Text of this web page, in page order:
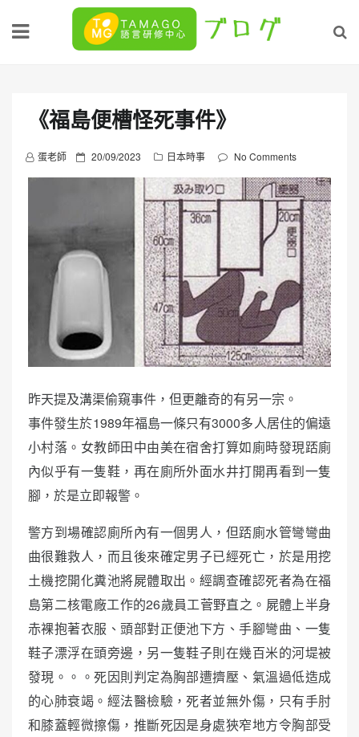
《福島便槽怪死事件》
蛋老師
P
o
d
20/09/2023 日本時事 No Comments
昨天提及溝渠偷窺事件，但更離奇的有另一宗。
事件發生於1989年福島一條只有3000多人居住的偏遠
小村落。女教師田中由美在宿舍打算如廁時發現踎廁
內似乎有一隻鞋，再在廁所外面水井打開再看到一隻
腳，於是立即報警。
警方到場確認廁所內有一個男人，但踎廁水管彎彎曲
曲很難救人，而且後來確定男子已經死亡，於是用挖
土機挖開化糞池將屍體取出。經調查確認死者為在福
島第二核電廠工作的26歲員工菅野直之。屍體上半身
赤裸抱著衣服、頭部對正便池下方、手腳彎曲、一隻
鞋子漂浮在頭旁邊，另一隻鞋子則在幾百米的河堤被
發現。。。死因則判定為胸部遭擠壓、氣溫過低造成
的心肺衰竭。經法醫檢驗，死者並無外傷，只有手肘
和膝蓋輕微擦傷，推斷死因是身處狹窄地方令胸部受